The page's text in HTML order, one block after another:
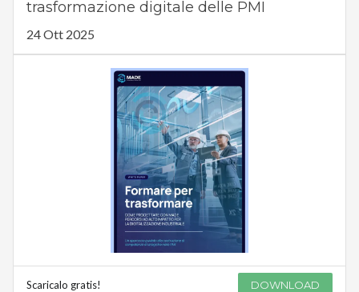
trasformazione digitale delle PMI
24 Ott 2025
Scaricalo gratis! DOWNLOAD